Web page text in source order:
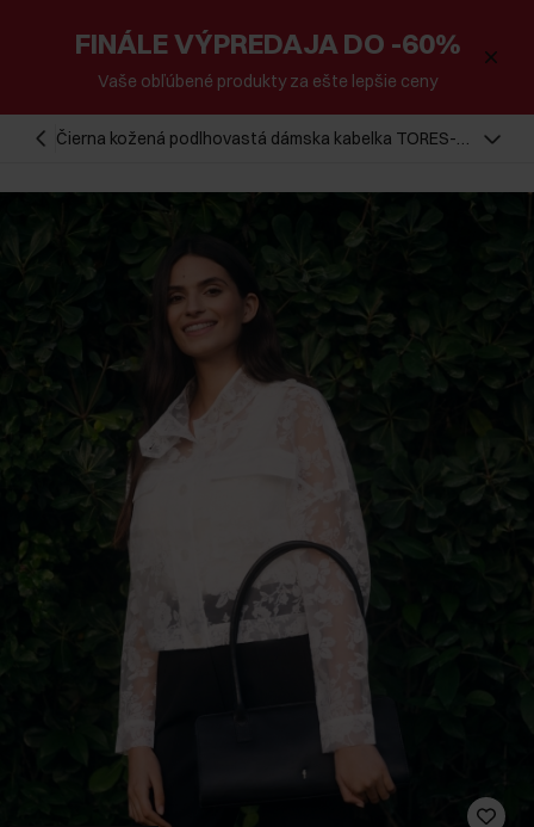
FINÁLE VÝPREDAJA DO -60%
Vaše obľúbené produkty za ešte lepšie ceny
Čierna kožená podlhovastá dámska kabelka TORES-